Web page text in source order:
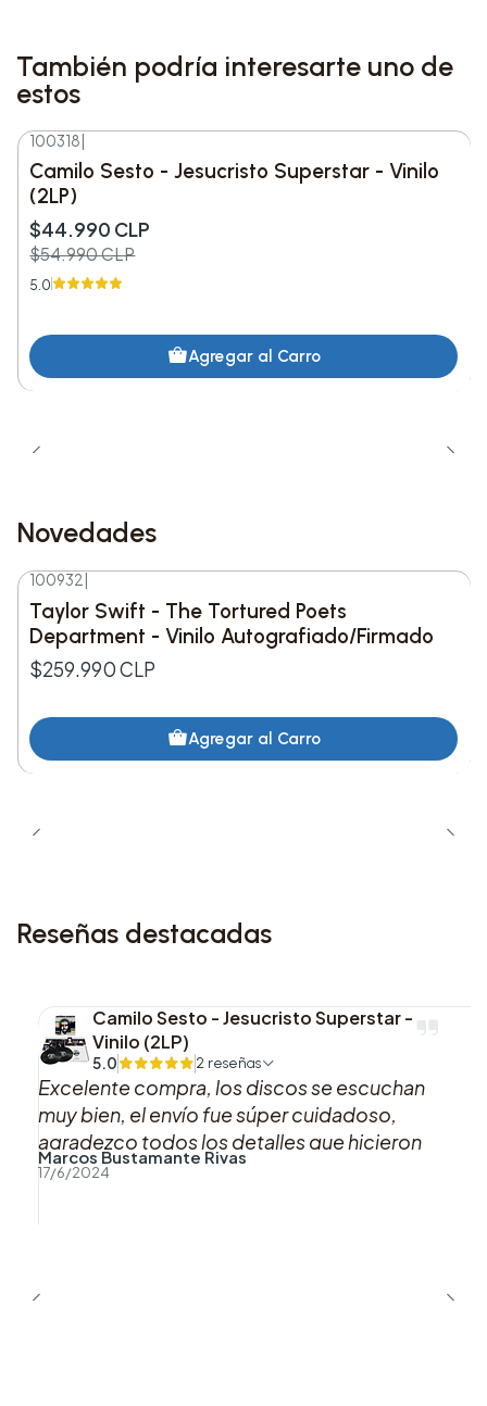
álbum es una verdadera obra maestra que no
puede faltar en tu colección.
• Todos nuestros productos son originales,
nuevos y sellados
• Envío rápido e inmediato a todo Chile
• Importado de Estados Unidos
También podría interesarte uno de
estos
-18% DESC.
100318
Camilo Sesto - Jesucristo Superstar - Vinilo
(2LP)
$44.990 CLP
$54.990 CLP
5.0
Agregar al Carro
Novedades
Nuevo
100932
Taylor Swift - The Tortured Poets
Department - Vinilo Autografiado/Firmado
$259.990 CLP
Agregar al Carro
Reseñas destacadas
Camilo Sesto - Jesucristo Superstar -
Vinilo (2LP)
5.0 2 reseñas
Excelente compra, los discos se escuchan
muy bien, el envío fue súper cuidadoso,
agradezco todos los detalles que hicieron
que esta compra fuera muy muy agradable,
Marcos Bustamante Rivas
17/6/2024